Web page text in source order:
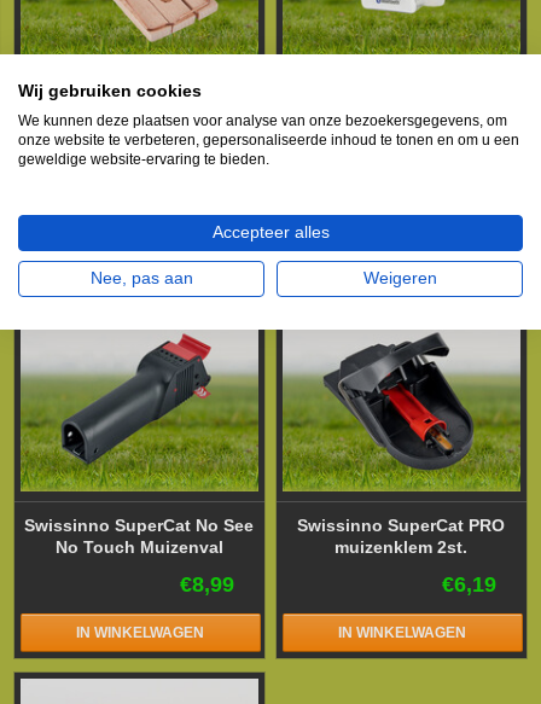
Swissinno Houten
muizenval FSC Hout 2st.
€3,79
Bluetooth vangdetector
Swissinno SuperCat No See
No Touch Muizenval
€8,99
IN WINKELWAGEN
Swissinno SuperCat PRO
muizenklem 2st.
€6,19
IN WINKELWAGEN
Wij gebruiken cookies
We kunnen deze plaatsen voor analyse van onze bezoekersgegevens, om
onze website te verbeteren, gepersonaliseerde inhoud te tonen en om u een
geweldige website-ervaring te bieden.
Accepteer alles
Nee, pas aan Weigeren